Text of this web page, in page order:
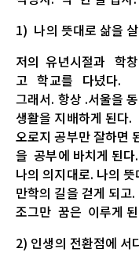
1) 나의 뜻대로 삶을
저의 유년시절과 학
고 학교를 다녔다.
그래서. 항상 .서울을
생활을 지배하게 된다.
오로지 공부만잘하면
을 공부에 바치게 된다.
나의 의지대로. 나의 뜻
만학의 길을 걷게 되고.
조그만 꿈은 이루게
2) 인생의 전환점에 서